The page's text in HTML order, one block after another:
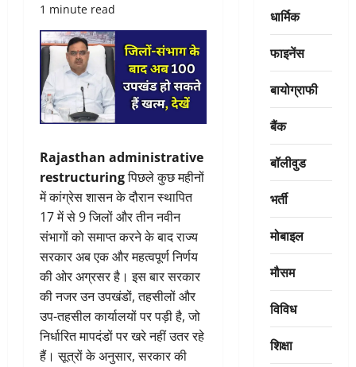
1 minute read
Rajasthan administrative
restructuringपिछले कुछ महीनों
में कांग्रेस शासन के दौरान स्थापित
17 में से 9 जिलों और तीन नवीन
संभागों को समाप्त करने के बाद राज्य
सरकार अब एक और महत्वपूर्ण निर्णय
की ओर अग्रसर है। इस बार सरकार
की नजर उन उपखंडों, तहसीलों और
उप-तहसील कार्यालयों पर पड़ी है, जो
निर्धारित मापदंडों पर खरे नहीं उतर रहे
हैं। सूत्रों के अनुसार, सरकार की
धार्मिक
फाइनेंस
बायोग्राफी
बैंक
बॉलीवुड
भर्ती
मोबाइल
मौसम
विविध
शिक्षा